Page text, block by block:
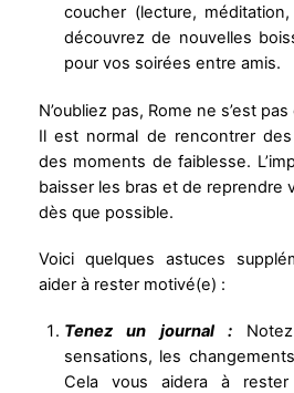
coucher (lecture,
découvrez de nouvelles
pour vos soirées entre amis.
N’oubliez pas, Rome ne s’est
Il est normal de rencontrer des
des moments de faiblesse.
baisser les bras et de reprendre
dès que possible.
Voici quelques astuces
aider à rester motivé(e) :
Tenez un journal :
sensations, les
Cela vous aidera à